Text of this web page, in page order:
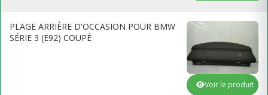
PLAGE ARRIÈRE D'OCCASION POUR BMW
SÉRIE 3 (E92) COUPÉ
Voir le produit